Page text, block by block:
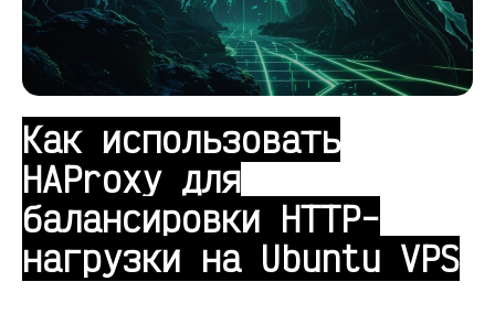
Как использовать
HAProxy для
балансировки HTTP-
нагрузки на Ubuntu VPS